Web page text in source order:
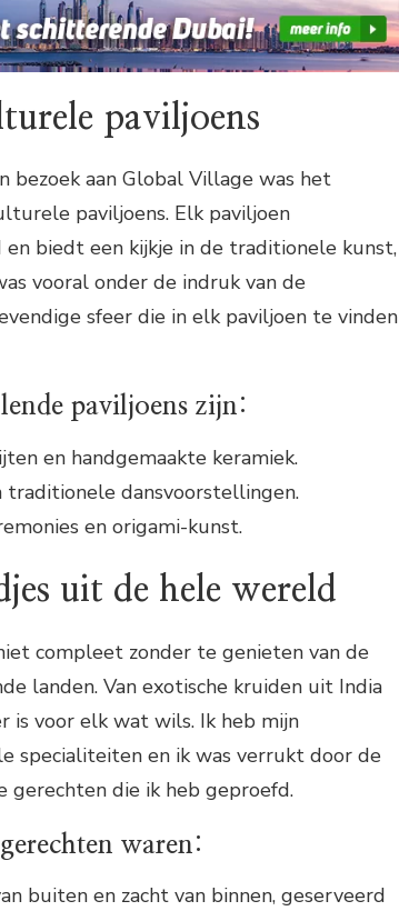
paviljoens
bezoek aan Global Village was het
paviljoens. Elk paviljoen
biedt een kijkje in de traditionele kunst,
vooral onder de indruk van de
sfeer die in elk paviljoen te vinden
paviljoens zijn:
en handgemaakte keramiek.
traditionele dansvoorstellingen.
en origami-kunst.
uit de hele wereld
compleet zonder te genieten van de
landen. Van exotische kruiden uit India
is voor elk wat wils. Ik heb mijn
specialiteiten en ik was verrukt door de
die ik heb geproefd.
waren:
buiten en zacht van binnen, geserveerd